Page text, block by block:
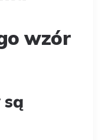
wzór
są